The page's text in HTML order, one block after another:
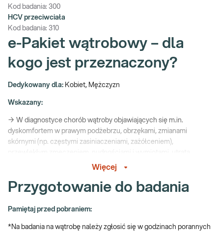
Kod badania: 300
HCV przeciwciała
Kod badania: 310
e-Pakiet wątrobowy – dla
kogo jest przeznaczony?
Dedykowany dla: Kobiet, Mężczyzn
Wskazany:
→ W diagnostyce chorób wątroby objawiających się m.in.
dyskomfortem w prawym podżebrzu, obrzękami, zmianami
skórnymi (np. częstymi zasiniaczeniami, zażółceniem),
apetytu, spadkiem masy ciała, spadkiem odporności, itp.
→ W monitorowaniu leczenia chorób wątroby
Więcej
Przygotowanie do badania
Pamiętaj przed pobraniem:
*Na badania na wątrobę należy zgłosić się w godzinach porannych